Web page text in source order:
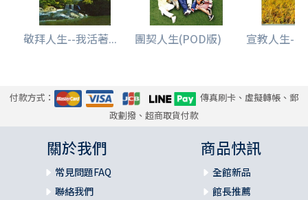
敬拜人生--我活著... 團契人生(POD版) 宣教人生--
付款方式：
傳真刷卡、虛擬轉帳、郵
政劃撥、超商取貨付款
關於我們
常見問題FAQ
聯絡我們
商品快訊
全館新品
館長推薦